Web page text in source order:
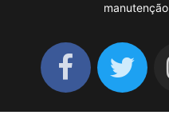
manutenção